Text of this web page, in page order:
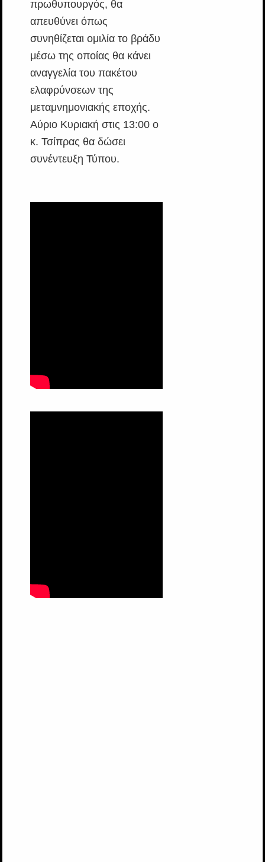
πρωθυπουργός, θα
απευθύνει όπως
συνηθίζεται ομιλία το βράδυ
μέσω της οποίας θα κάνει
αναγγελία του πακέτου
ελαφρύνσεων της
μεταμνημονιακής εποχής.
Αύριο Κυριακή στις 13:00 ο
κ. Τσίπρας θα δώσει
συνέντευξη Τύπου.